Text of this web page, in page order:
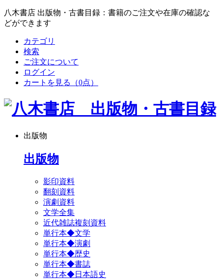
八木書店 出版物・古書目録：書籍のご注文や在庫の確認な
どができます
カテゴリ
検索
ご注文について
ログイン
カートを見る
（0点）
出版物
出版物
影印資料
翻刻資料
演劇資料
文学全集
近代雑誌複刻資料
単行本◆文学
単行本◆演劇
単行本◆歴史
単行本◆書誌
単行本◆日本語史